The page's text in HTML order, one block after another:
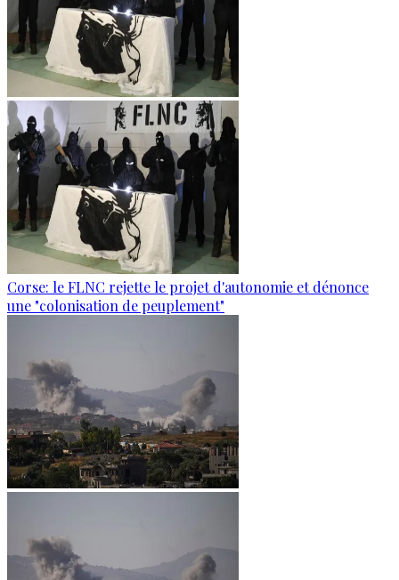
Corse: le FLNC rejette le projet d'autonomie et dénonce
une "colonisation de peuplement"